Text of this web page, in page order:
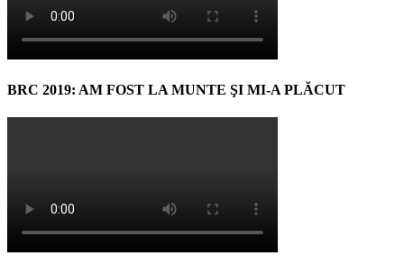
BRC 2019: AM FOST LA MUNTE ŞI MI-A PLĂCUT